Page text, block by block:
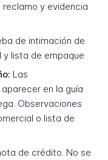
reclamo y evidencia
de intimación de
lista de empaque
Las
en la guía
Observaciones
o lista de
de crédito. No se